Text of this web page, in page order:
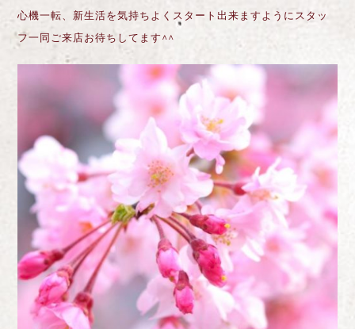
心機一転、新生活を気持ちよくスタート出来ますようにスタッ
フ一同ご来店お待ちしてます^^